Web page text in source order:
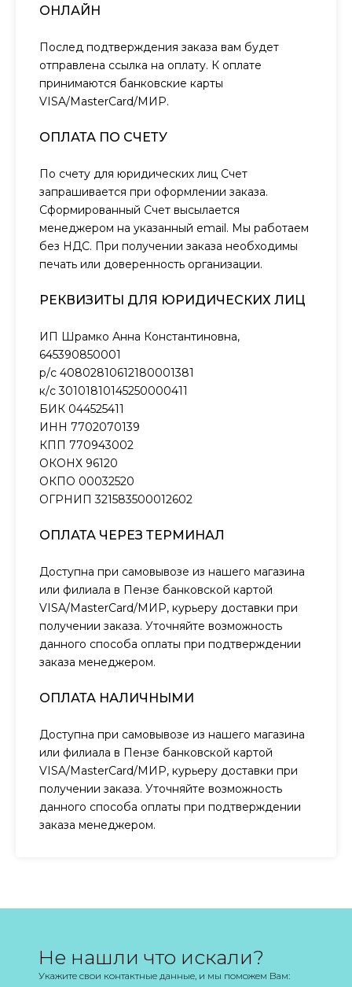
ОНЛАЙН
Послед подтверждения заказа вам будет
отправлена ссылка на оплату. К оплате
принимаются банковские карты
VISA/MasterCard/МИР.
ОПЛАТА ПО СЧЕТУ
По счету для юридических лиц Счет
запрашивается при оформлении заказа.
Сформированный Счет высылается
менеджером на указанный email. Мы работаем
без НДС. При получении заказа необходимы
печать или доверенность организации.
РЕКВИЗИТЫ ДЛЯ ЮРИДИЧЕСКИХ ЛИЦ
ИП Шрамко Анна Константиновна,
645390850001
р/с 40802810612180001381
к/с 30101810145250000411
БИК 044525411
ИНН 7702070139
КПП 770943002
ОКОНХ 96120
ОКПО 00032520
ОГРНИП 321583500012602
ОПЛАТА ЧЕРЕЗ ТЕРМИНАЛ
Доступна при самовывозе из нашего магазина
или филиала в Пензе банковской картой
VISA/MasterCard/МИР, курьеру доставки при
получении заказа. Уточняйте возможность
данного способа оплаты при подтверждении
заказа менеджером.
ОПЛАТА НАЛИЧНЫМИ
Доступна при самовывозе из нашего магазина
или филиала в Пензе банковской картой
VISA/MasterCard/МИР, курьеру доставки при
получении заказа. Уточняйте возможность
данного способа оплаты при подтверждении
заказа менеджером.
Не нашли что искали?
Укажите свои контактные данные, и мы поможем Вам: